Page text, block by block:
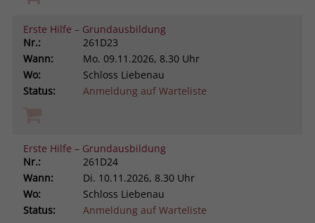
Erste Hilfe – Grundausbildung
Nr.:
261D23
Wann:
Mo. 09.11.2026, 8.30 Uhr
Wo:
Schloss Liebenau
Status:
Anmeldung auf Warteliste
Erste Hilfe – Grundausbildung
Nr.:
261D24
Wann:
Di. 10.11.2026, 8.30 Uhr
Wo:
Schloss Liebenau
Status:
Anmeldung auf Warteliste